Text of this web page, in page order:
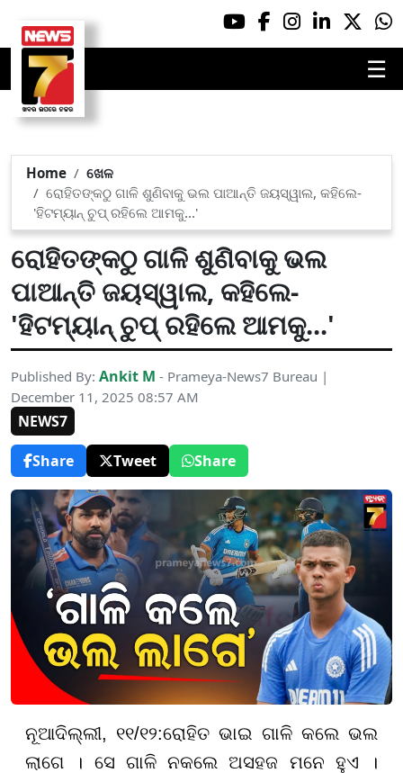
☰
Home
ଖେଳ
ରୋହିତଙ୍କଠୁ ଗାଳି ଶୁଣିବାକୁ ଭଲ ପାଆନ୍ତି ଜୟସ୍ୱାଲ, କହିଲେ-
'ହିଟମ୍ୟାନ୍ ଚୁପ୍ ରହିଲେ ଆମକୁ...'
ରୋହିତଙ୍କଠୁ ଗାଳି ଶୁଣିବାକୁ ଭଲ
ପାଆନ୍ତି ଜୟସ୍ୱାଲ, କହିଲେ-
'ହିଟମ୍ୟାନ୍ ଚୁପ୍ ରହିଲେ ଆମକୁ...'
Published By: Ankit M - Prameya-News7 Bureau |
December 11, 2025 08:57 AM
NEWS7
Share
Tweet Share
ନୂଆଦିଲ୍ଲୀ, ୧୧/୧୨:ରୋହିତ ଭାଇ ଗାଳି କଲେ ଭଲ
ଲାଗେ । ସେ ଗାଳି ନକଲେ ଅସହଜ ମନେ ହୁଏ ।